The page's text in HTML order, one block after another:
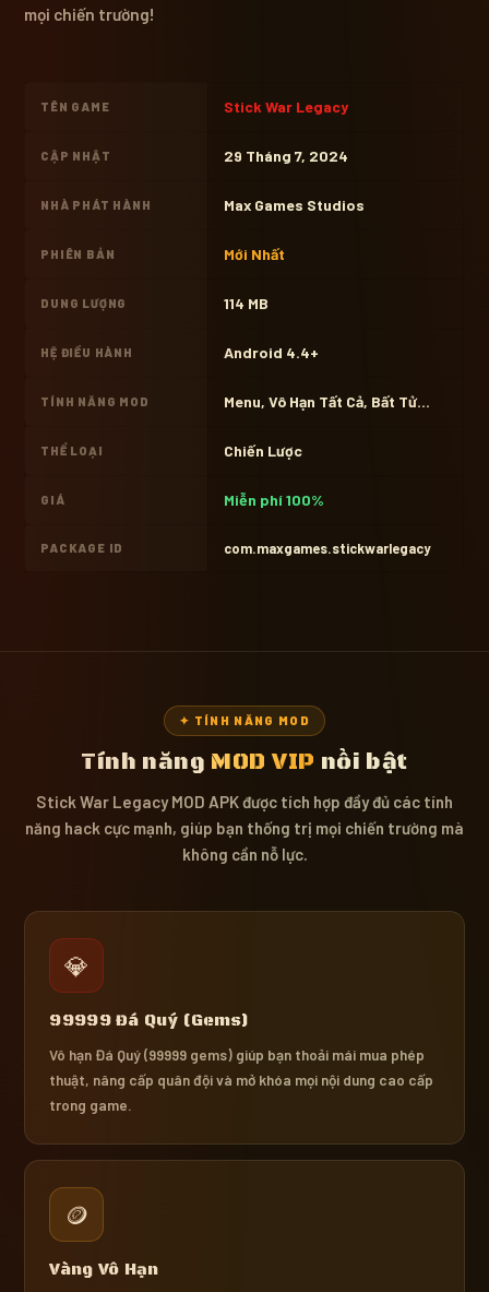
mọi chiến trường!
TÊN GAME Stick War Legacy
CẬP NHẬT 29 Tháng 7, 2024
NHÀ PHÁT HÀNH Max Games Studios
PHIÊN BẢN Mới Nhất
DUNG LƯỢNG 114 MB
HỆ ĐIỀU HÀNH Android 4.4+
TÍNH NĂNG MOD Menu, Vô Hạn Tất Cả, Bất Tử...
THỂ LOẠI Chiến Lược
GIÁ Miễn phí 100%
PACKAGE ID com.maxgames.stickwarlegacy
✦ TÍNH NĂNG MOD
Tính năng MOD VIP nổi bật
Stick War Legacy MOD APK được tích hợp đầy đủ các tính
năng hack cực mạnh, giúp bạn thống trị mọi chiến trường mà
không cần nỗ lực.
💎
99999 Đá Quý (Gems)
Vô hạn Đá Quý (99999 gems) giúp bạn thoải mái mua phép
thuật, nâng cấp quân đội và mở khóa mọi nội dung cao cấp
trong game.
🪙
Vàng Vô Hạn